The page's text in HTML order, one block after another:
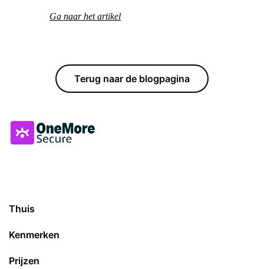
Ga naar het artikel
Terug naar de blogpagina
Thuis
Kenmerken
Prijzen